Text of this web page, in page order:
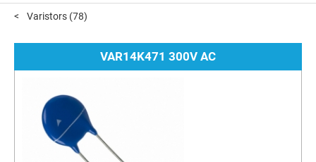
Varistors (78)
VAR14K471 300V AC